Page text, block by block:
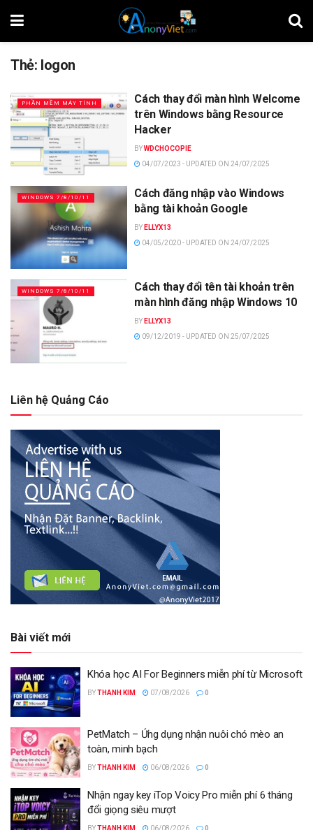
Thẻ: logon
PHẦN MỀM MÁY TÍNH
Cách thay đổi màn hình Welcome
trên Windows bằng Resource
Hacker
BYWDCHOCOPIE
04/07/2023 - UPDATED ON 24/07/2025
WINDOWS 7/8/10/11
Cách đăng nhập vào Windows
bằng tài khoản Google
BY ELLYX13
04/05/2020 - UPDATED ON 24/07/2025
WINDOWS 7/8/10/11
Cách thay đổi tên tài khoản trên
màn hình đăng nhập Windows 10
BY ELLYX13
09/12/2019 - UPDATED ON 25/07/2025
Liên hệ Quảng Cáo
Bài viết mới
Khóa học AI For Beginners miễn phí từ Microsoft
BYTHANH KIM 07/08/2026 0
PetMatch – Ứng dụng nhận nuôi chó mèo an
toàn, minh bạch
BYTHANH KIM 06/08/2026 0
Nhận ngay key iTop Voicy Pro miễn phí 6 tháng
đổi giọng siêu mượt
BYTHANH KIM 06/08/2026 0